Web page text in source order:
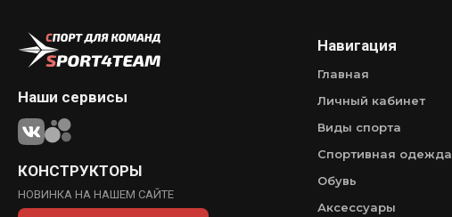
Наши сервисы
КОНСТРУКТОРЫ
НОВИНКА НА НАШЕМ САЙТЕ
Навигация
Главная
Личный кабинет
Виды спорта
Спортивная одежда
Обувь
Аксессуары